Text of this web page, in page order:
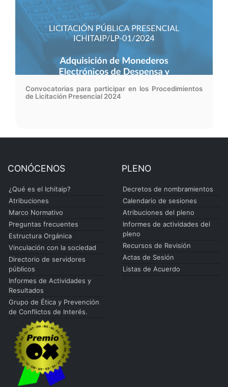
Convocatorias para participar en los Procedimientos
de Licitación Presencial 2024
CONÓCENOS
¿Qué es el Ichitaip?
Atribuciones
Marco Normativo
Preguntas frecuentes
Estructura Orgánica
Vinculación con la sociedad
Directorio de servidores
públicos
Informes de Actividades y
Resultados
Grupo de Ética y Prevención
de Conflictos de Interés.
PLENO
Decretos de nombramientos
Calendario de sesiones
Atribuciones del pleno
Informes de actividades del
pleno
Recursos de Revisión
Actas de Sesión
Listas de Acuerdo